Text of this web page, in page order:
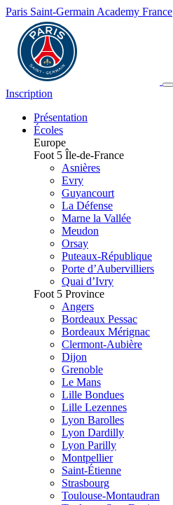
Paris Saint-Germain Academy France
Inscription
Présentation
Écoles
Europe
Foot 5 Île-de-France
Asnières
Evry
Guyancourt
La Défense
Marne la Vallée
Meudon
Orsay
Puteaux-République
Porte d’Aubervilliers
Quai d’Ivry
Foot 5 Province
Angers
Bordeaux Pessac
Bordeaux Mérignac
Clermont-Aubière
Dijon
Grenoble
Le Mans
Lille Bondues
Lille Lezennes
Lyon Barolles
Lyon Dardilly
Lyon Parilly
Montpellier
Saint-Étienne
Strasbourg
Toulouse-Montaudran